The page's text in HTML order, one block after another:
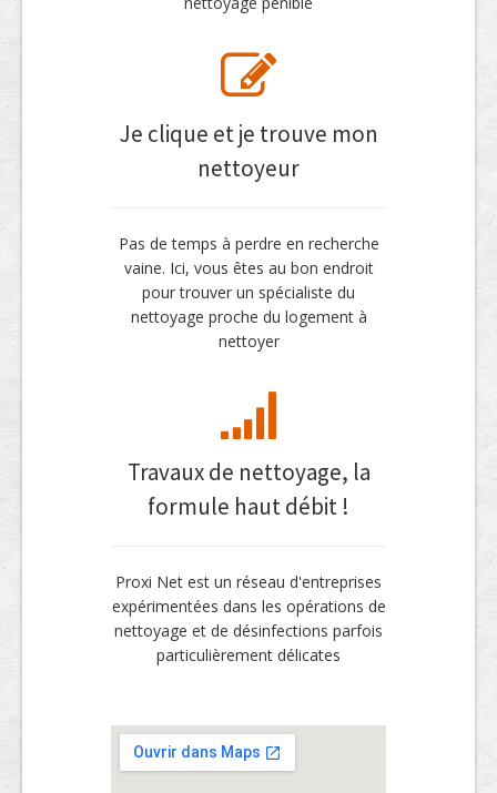
Je clique et je trouve mon
nettoyeur
Pas de temps à perdre en recherche
vaine. Ici, vous êtes au bon endroit
pour trouver un spécialiste du
nettoyage proche du logement à
nettoyer
Travaux de nettoyage, la
formule haut débit !
Proxi Net est un réseau d'entreprises
expérimentées dans les opérations de
nettoyage et de désinfections parfois
particulièrement délicates